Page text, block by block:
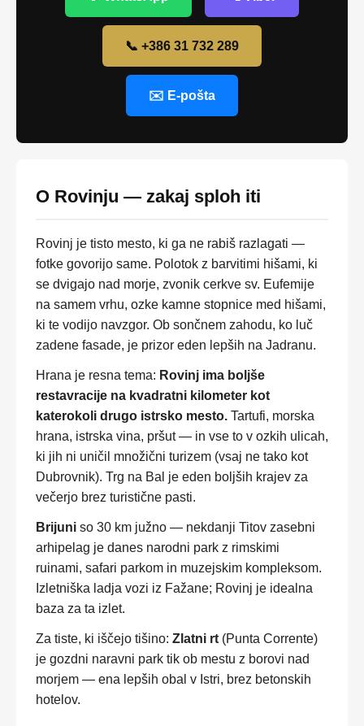
📞 +386 31 732 289
✉️ E-pošta
O Rovinju — zakaj sploh iti
Rovinj je tisto mesto, ki ga ne rabiš razlagati —
fotke govorijo same. Polotok z barvitimi hišami, ki
se dvigajo nad morje, zvonik cerkve sv. Eufemije
na samem vrhu, ozke kamne stopnice med hišami,
ki te vodijo navzgor. Ob sončnem zahodu, ko luč
zadene fasade, je prizor eden lepših na Jadranu.
Hrana je resna tema: Rovinj ima boljše
restavracije na kvadratni kilometer kot
katerokoli drugo istrsko mesto. Tartufi, morska
hrana, istrska vina, pršut — in vse to v ozkih ulicah,
ki jih ni uničil množični turizem (vsaj ne tako kot
Dubrovnik). Trg na Bal je eden boljših krajev za
večerjo brez turistične pasti.
Brijuni so 30 km južno — nekdanji Titov zasebni
arhipelag je danes narodni park z rimskimi
ruinami, safari parkom in muzejskim kompleksom.
Izletniška ladja vozi iz Fažane; Rovinj je idealna
baza za ta izlet.
Za tiste, ki iščejo tišino: Zlatni rt (Punta Corrente)
je gozdni naravni park tik ob mestu z borovi nad
morjem — ena lepših obal v Istri, brez betonskih
hotelov.